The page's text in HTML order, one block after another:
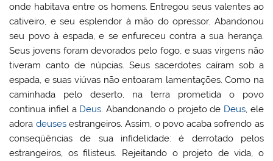
onde habitava entre os homens. Entregou seus valentes ao
cativeiro, e seu esplendor à mão do opressor. Abandonou
seu povo à espada, e se enfureceu contra a sua herança.
Seus jovens foram devorados pelo fogo, e suas virgens não
tiveram canto de núpcias. Seus sacerdotes caíram sob a
espada, e suas viúvas não entoaram lamentações. Como na
caminhada pelo deserto, na terra prometida o povo
continua infiel a Deus. Abandonando o projeto de Deus, ele
adora deusesestrangeiros. Assim, o povo acaba sofrendo as
conseqüências de sua infidelidade: é derrotado pelos
estrangeiros, os filisteus. Rejeitando o projeto de vida, o